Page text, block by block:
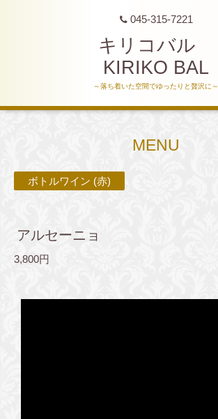
045-315-7221
キリコバル
KIRIKO BAL
～落ち着いた空間でゆったりと贅沢に～
MENU
ボトルワイン (赤)
アルセーニョ
3,800円